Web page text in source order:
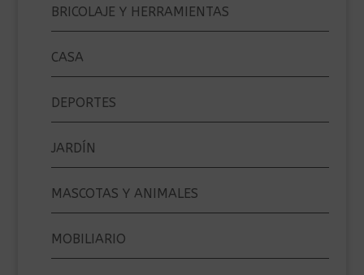
BRICOLAJE Y HERRAMIENTAS
CASA
DEPORTES
JARDÍN
MASCOTAS Y ANIMALES
MOBILIARIO